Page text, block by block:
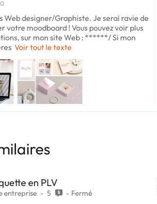
Web designer/Graphiste. Je serai ravie de
votre moodboard ! Vous pouvez voir plus
sur mon site Web : ******/ Si mon
Voir tout le texte
en PLV
entreprise 5 Fermé